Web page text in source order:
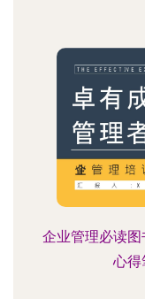
企业管理必读
心得